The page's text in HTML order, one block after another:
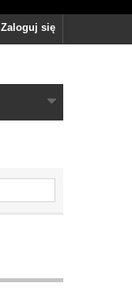
Zaloguj się